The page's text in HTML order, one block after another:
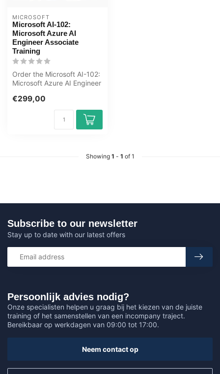
MICROSOFT
Microsoft AI-102:
Microsoft Azure AI
Engineer Associate
Training
Order the Microsoft AI-102:
Microsoft Azure AI Engineer
€299,00
Showing 1 - 1 of 1
Persoonlijk advies nodig?
Onze specialisten helpen u graag bij het kiezen van de juiste
training of het samenstellen van een incompany traject.
Bereikbaar op werkdagen van 09:00 tot 17:00.
Neem contact op
Subscribe to our newsletter
Stay up to date with our latest offers